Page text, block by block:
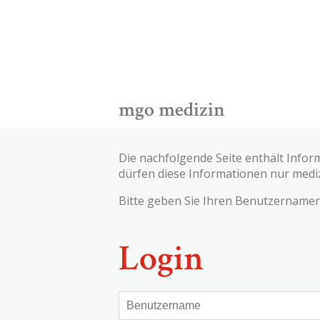
mgo medizin
Die nachfolgende Seite enthält
dürfen diese Informationen nur
Bitte geben Sie Ihren
Login